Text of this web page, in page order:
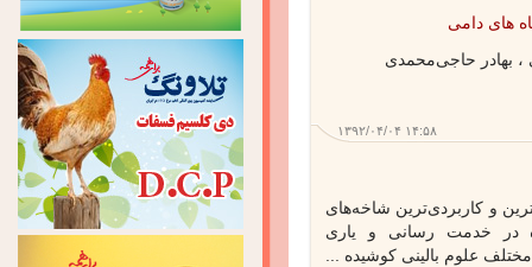
دامی
بهادر حاجی‌محمدی
۱۳۹۲/۰۴/۰۴ ۱۴:۵۸
و کاربردی‌ترین شاخه‌های
در خدمت رسانی و یاری
علوم بالینی کوشیده ...